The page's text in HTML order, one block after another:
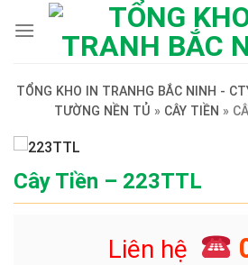
TỔNG KHO IN TRANHG BẮC NINH -
TƯỜNG NỀN TỦ » CÂY TIỀN »
Cây Tiền – 223TTL
Liên hệ